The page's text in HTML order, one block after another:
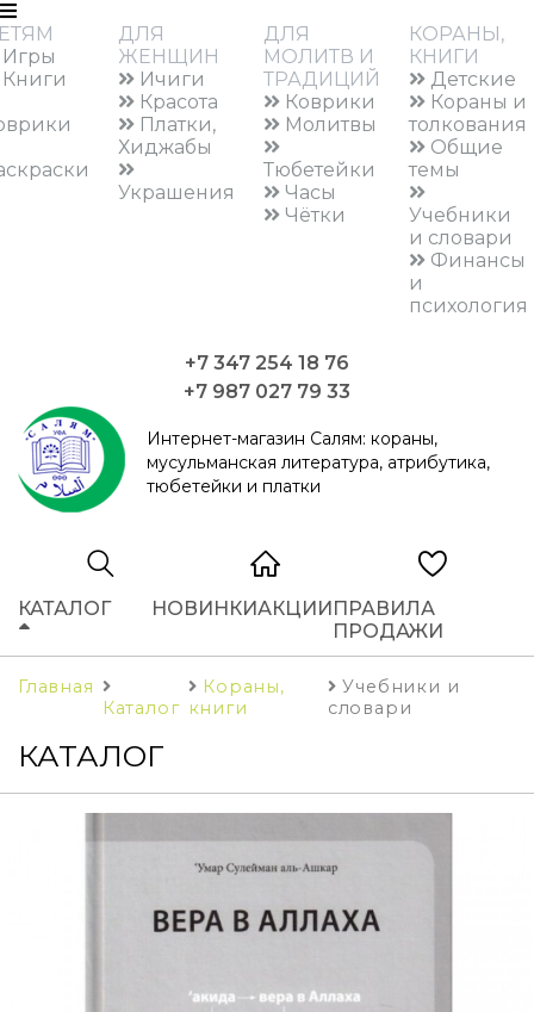
ДЛЯ
ЖЕНЩИН
Ичиги
Красота
Платки,
Хиджабы
Украшения
ДЛЯ
МОЛИТВ И
ТРАДИЦИЙ
Коврики
Молитвы
Тюбетейки
Часы
Чётки
КОРАНЫ,
КНИГИ
Детские
Кораны и
толкования
Общие
темы
Учебники
и словари
Финансы
и
психология
+7 347 254 18 76
+7 987 027 79 33
Интернет-магазин Салям: кораны,
мусульманская литература, атрибутика,
тюбетейки и платки
КАТАЛОГ НОВИНКИАКЦИИПРАВИЛА
ПРОДАЖИ
Главная
Каталог
Кораны,
книги
Учебники и
словари
КАТАЛОГ